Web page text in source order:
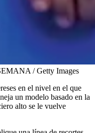
/ Getty Images
en el nivel en el que
un modelo basado en la
alto se le vuelve